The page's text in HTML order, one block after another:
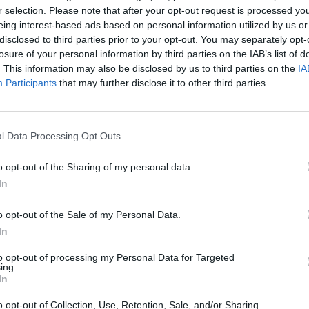
selection. Please note that after your opt-out request is processed
interest-based ads based on personal information utilized by us
to third parties prior to your opt-out. You may separately
of your personal information by third parties on the IAB’s list of
This information may also be disclosed by us to third parties on the
Participants that may further disclose it to other third parties.
Data Processing Opt Outs
opt-out of the Sharing of my personal data.
opt-out of the Sale of my Personal Data.
opt-out of processing my Personal Data for Targeted
opt-out of Collection, Use, Retention, Sale, and/or Sharing